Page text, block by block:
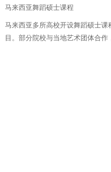
马来西亚舞蹈硕士课程
马来西亚多所高校开设舞蹈硕士
目。部分院校与当地艺术团体合